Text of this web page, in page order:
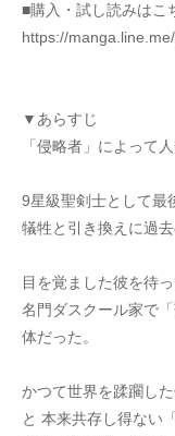
■購入・試し読みはこ
https://
▼あらすじ
「侵略者」によって
9星級聖剣士として最
犠牲と引き換えに過去
目を覚ました彼を待
名門ダスクール家で
体だった。
かつて世界を蹂躙し
と 本来共存し得ない